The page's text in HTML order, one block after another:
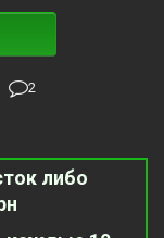
2
либо